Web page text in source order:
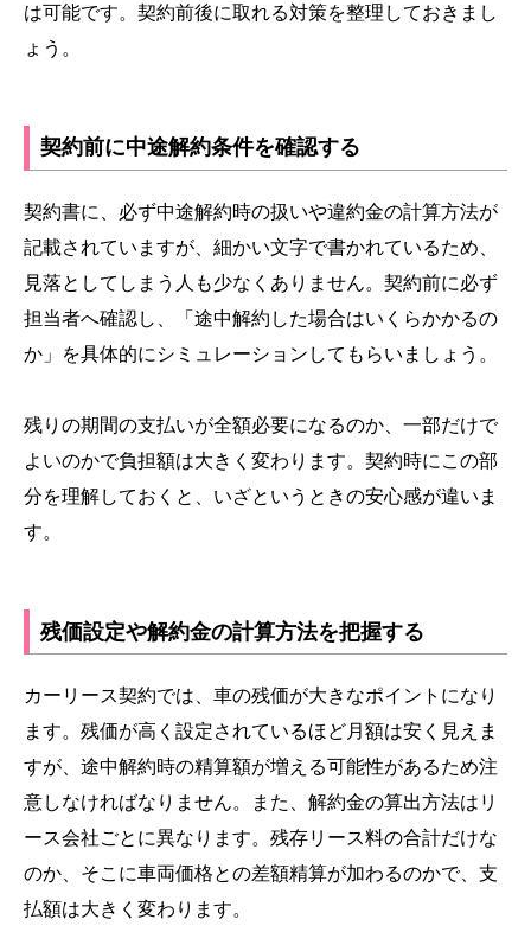
は可能です。契約前後に取れる対策を整理しておきまし
ょう。
契約前に中途解約条件を確認する
契約書に、必ず中途解約時の扱いや違約金の計算方法が
記載されていますが、細かい文字で書かれているため、
見落としてしまう人も少なくありません。契約前に必ず
担当者へ確認し、「途中解約した場合はいくらかかるの
か」を具体的にシミュレーションしてもらいましょう。
残りの期間の支払いが全額必要になるのか、一部だけで
よいのかで負担額は大きく変わります。契約時にこの部
分を理解しておくと、いざというときの安心感が違いま
す。
残価設定や解約金の計算方法を把握する
カーリース契約では、車の残価が大きなポイントになり
ます。残価が高く設定されているほど月額は安く見えま
すが、途中解約時の精算額が増える可能性があるため注
意しなければなりません。また、解約金の算出方法はリ
ース会社ごとに異なります。残存リース料の合計だけな
のか、そこに車両価格との差額精算が加わるのかで、支
払額は大きく変わります。